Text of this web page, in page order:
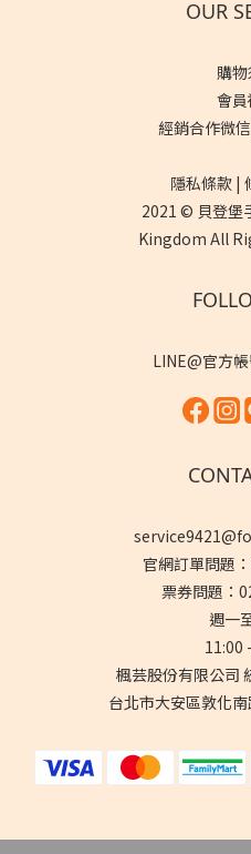
OUR
購
會
經銷合作微
隱私條款 |
2021 © 貝登堡
Kingdom All
LINE@官方
官網訂單問題
票券問題：
週一
11:00
楓芸股份有限公司
台北市大安區敦化